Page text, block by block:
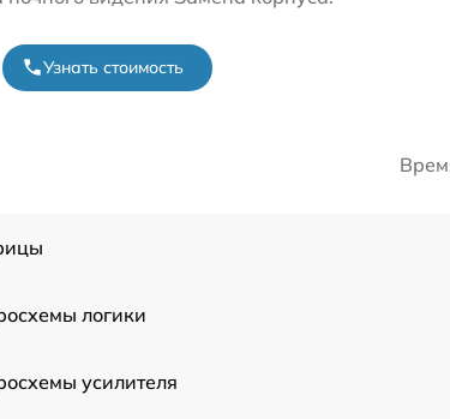
Узнать стоимость
логики
усилителя